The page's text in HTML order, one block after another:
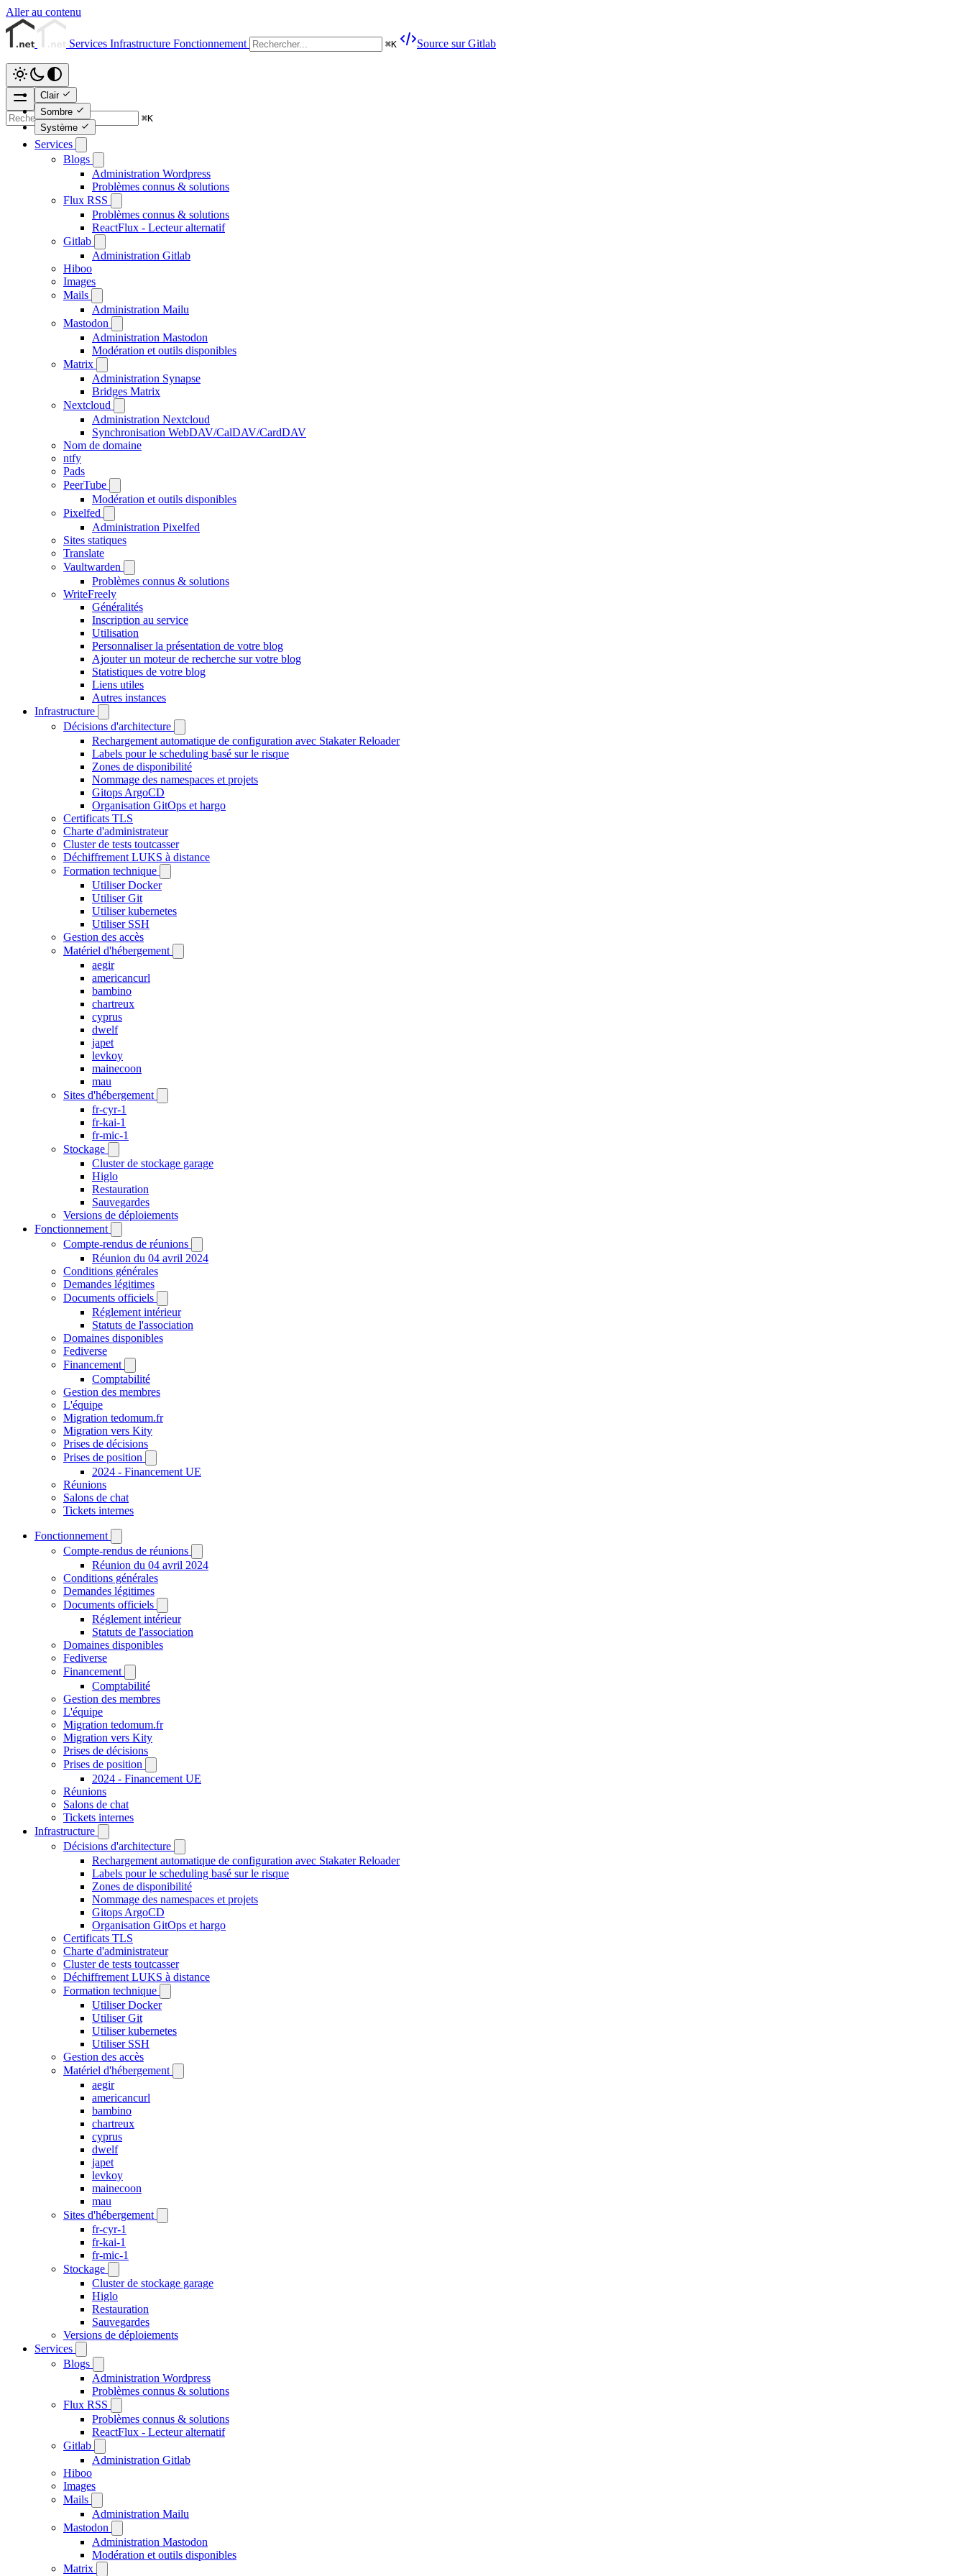
Aller au contenu
Services Infrastructure Fonctionnement ⌘K Source sur Gitlab
Clair
Sombre
Système
⌘K
Services
Blogs
Administration Wordpress
Problèmes connus & solutions
Flux RSS
Problèmes connus & solutions
ReactFlux - Lecteur alternatif
Gitlab
Administration Gitlab
Hiboo
Images
Mails
Administration Mailu
Mastodon
Administration Mastodon
Modération et outils disponibles
Matrix
Administration Synapse
Bridges Matrix
Nextcloud
Administration Nextcloud
Synchronisation WebDAV/CalDAV/CardDAV
Nom de domaine
ntfy
Pads
PeerTube
Modération et outils disponibles
Pixelfed
Administration Pixelfed
Sites statiques
Translate
Vaultwarden
Problèmes connus & solutions
WriteFreely
Généralités
Inscription au service
Utilisation
Personnaliser la présentation de votre blog
Ajouter un moteur de recherche sur votre blog
Statistiques de votre blog
Liens utiles
Autres instances
Infrastructure
Décisions d'architecture
Rechargement automatique de configuration avec Stakater Reloader
Labels pour le scheduling basé sur le risque
Zones de disponibilité
Nommage des namespaces et projets
Gitops ArgoCD
Organisation GitOps et hargo
Certificats TLS
Charte d'administrateur
Cluster de tests toutcasser
Déchiffrement LUKS à distance
Formation technique
Utiliser Docker
Utiliser Git
Utiliser kubernetes
Utiliser SSH
Gestion des accès
Matériel d'hébergement
aegir
americancurl
bambino
chartreux
cyprus
dwelf
japet
levkoy
mainecoon
mau
Sites d'hébergement
fr-cyr-1
fr-kai-1
fr-mic-1
Stockage
Cluster de stockage garage
Higlo
Restauration
Sauvegardes
Versions de déploiements
Fonctionnement
Compte-rendus de réunions
Réunion du 04 avril 2024
Conditions générales
Demandes légitimes
Documents officiels
Réglement intérieur
Statuts de l'association
Domaines disponibles
Fediverse
Financement
Comptabilité
Gestion des membres
L'équipe
Migration tedomum.fr
Migration vers Kity
Prises de décisions
Prises de position
2024 - Financement UE
Réunions
Salons de chat
Tickets internes
Fonctionnement
Compte-rendus de réunions
Réunion du 04 avril 2024
Conditions générales
Demandes légitimes
Documents officiels
Réglement intérieur
Statuts de l'association
Domaines disponibles
Fediverse
Financement
Comptabilité
Gestion des membres
L'équipe
Migration tedomum.fr
Migration vers Kity
Prises de décisions
Prises de position
2024 - Financement UE
Réunions
Salons de chat
Tickets internes
Infrastructure
Décisions d'architecture
Rechargement automatique de configuration avec Stakater Reloader
Labels pour le scheduling basé sur le risque
Zones de disponibilité
Nommage des namespaces et projets
Gitops ArgoCD
Organisation GitOps et hargo
Certificats TLS
Charte d'administrateur
Cluster de tests toutcasser
Déchiffrement LUKS à distance
Formation technique
Utiliser Docker
Utiliser Git
Utiliser kubernetes
Utiliser SSH
Gestion des accès
Matériel d'hébergement
aegir
americancurl
bambino
chartreux
cyprus
dwelf
japet
levkoy
mainecoon
mau
Sites d'hébergement
fr-cyr-1
fr-kai-1
fr-mic-1
Stockage
Cluster de stockage garage
Higlo
Restauration
Sauvegardes
Versions de déploiements
Services
Blogs
Administration Wordpress
Problèmes connus & solutions
Flux RSS
Problèmes connus & solutions
ReactFlux - Lecteur alternatif
Gitlab
Administration Gitlab
Hiboo
Images
Mails
Administration Mailu
Mastodon
Administration Mastodon
Modération et outils disponibles
Matrix